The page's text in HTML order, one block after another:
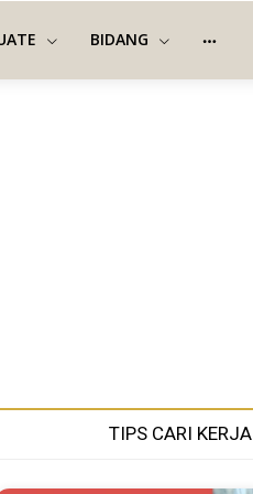
BIDANG
TIPS CARI KERJA